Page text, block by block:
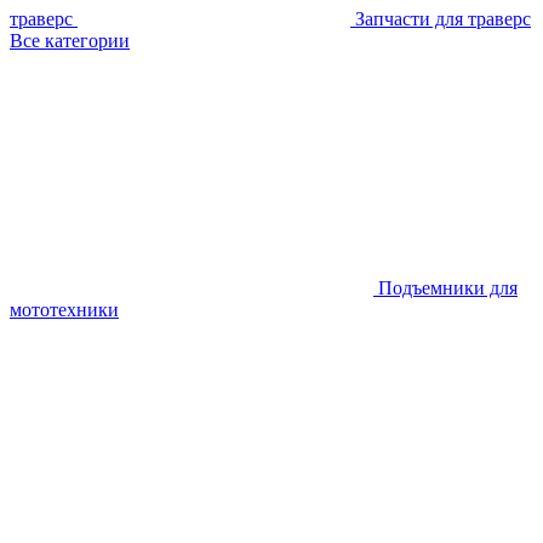
траверс
Запчасти для траверс
Все категории
Подъемники для
мототехники